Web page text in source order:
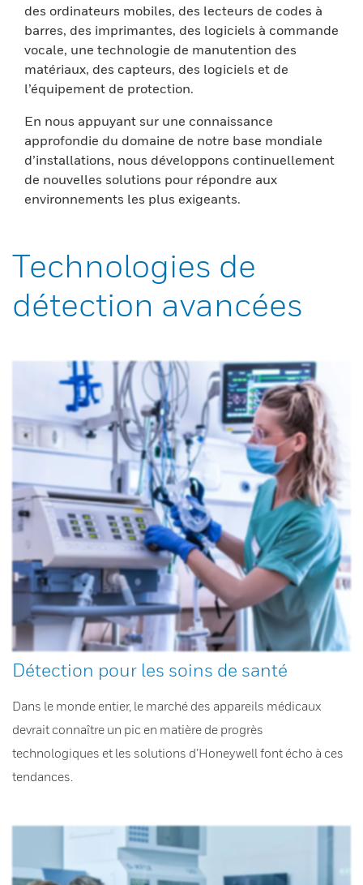
des ordinateurs mobiles, des lecteurs de codes à
barres, des imprimantes, des logiciels à commande
vocale, une technologie de manutention des
matériaux, des capteurs, des logiciels et de
l’équipement de protection.
En nous appuyant sur une connaissance
approfondie du domaine de notre base mondiale
d’installations, nous développons continuellement
de nouvelles solutions pour répondre aux
environnements les plus exigeants.
Technologies de
détection avancées
Détection pour les soins de santé
Dans le monde entier, le marché des appareils médicaux
devrait connaître un pic en matière de progrès
technologiques et les solutions d’Honeywell font écho à ces
tendances.